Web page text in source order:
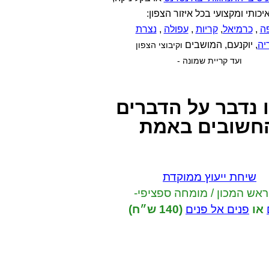
ומקצועי בכל איזור הצפון:
,כרמיאל,קריות ,עפולה , נצרת
, יוקנעם, המושבים וקיבוצי הצפון
ועד קריית שמונה -
נדבר על הדברים
באמת
שיחת ייעוץ ממוקדת
המכון / מומחה ספציפי-
או פנים אל פנים (140 ש״ח)